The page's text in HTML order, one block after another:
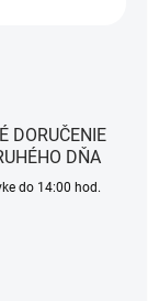
DORUČENIE
DŇA
do 14:00 hod.